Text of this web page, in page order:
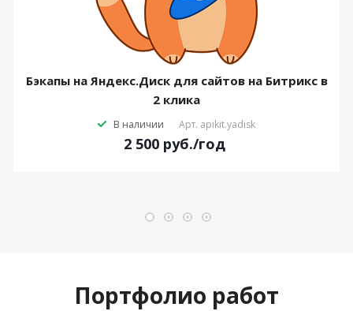
Бэкапы на Яндекс.Диск для сайтов на Битрикс в
2 клика
В наличии Арт. apikit.yadisk
2 500 руб./год
Портфолио работ